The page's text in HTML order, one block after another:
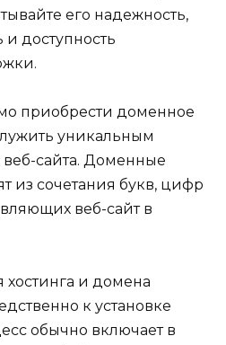
его надежность,
доступность
приобрести доменное
уникальным
сайта. Доменные
из сочетания букв, цифр
веб-сайт в
и домена
к установке
обычно включает в